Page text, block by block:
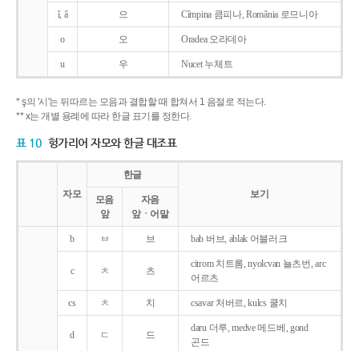
î, â 으 Cîmpina 큼피나, România 로므니아
o 오 Oradea 오라데아
u 우 Nucet 누체트
* ş의 '시'는 뒤따르는 모음과 결합할 때 합쳐서 1 음절로 적는다.
** x는 개별 용례에 따라 한글 표기를 정한다.
표 10 헝가리어 자모와 한글 대조표
자모
한글
보기
모음
앞
자음
앞ㆍ어말
b ㅂ 브 bab 버브, ablak 어블러크
c ㅊ 츠
citrom 치트롬, nyolcvan 뇰츠번, arc
어르츠
cs ㅊ 치 csavar 처버르, kulcs 쿨치
d ㄷ 드
daru 더루, medve 메드베, gond
곤드